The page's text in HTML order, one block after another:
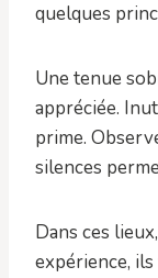
quelques
Une tenue
appréciée.
prime.
silences
Dans ces
expérience,